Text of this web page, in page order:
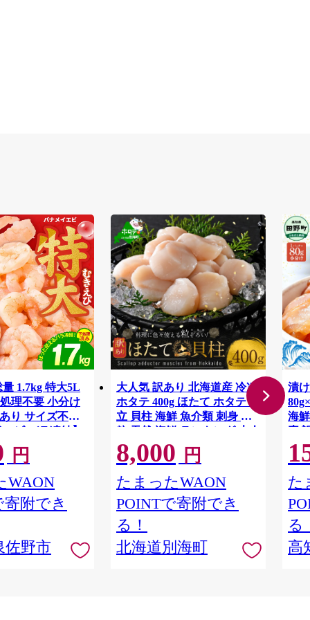
1.7kg 特大5L
理不要 小分け
り サイズ不揃
エビ バラ凍結】
円
WAON
寄附でき
佐野市
大人気 訳あり 北海道産 冷凍
ホタテ 400g ほたて ホタテ 帆
立 貝柱 海鮮 魚介類 刺身 大
粒 天然 海鮮 ランキング 大人
気 人気 おすすめ 訳あり ）
8,000 円
たまったWAON
POINTで寄附でき
る！
北海道別海町
漬
海
素
ま
か
ハ
モ
鮮
真
身 おすすめ 人気 ランキング
ふ
た
る
高